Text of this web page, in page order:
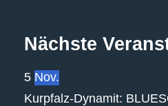
Nächste
5 Nov.
Kurpfalz‐Dynamit: